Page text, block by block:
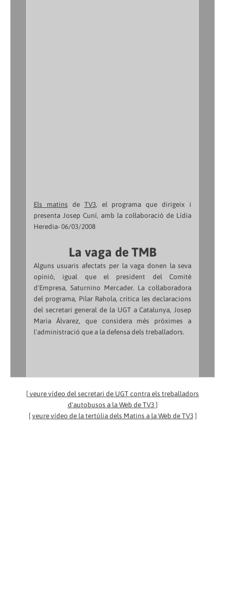
Els matins de TV3, el programa que dirigeix i
presenta Josep Cuní, amb la col·laboració de Lídia
Heredia- 06/03/2008
La vaga de TMB
Alguns usuaris afectats per la vaga donen la seva
opinió, igual que el president del Comitè
d'Empresa, Saturnino Mercader. La col·laboradora
del programa, Pilar Rahola, critica les declaracions
del secretari general de la UGT a Catalunya, Josep
Maria Álvarez, que considera més pròximes a
l'administració que a la defensa dels treballadors.
[veure vídeo del secretari de UGT contra els treballadors
d'autobusos a la Web de TV3]
[veure vídeo de la tertúlia dels Matins a la Web de TV3]